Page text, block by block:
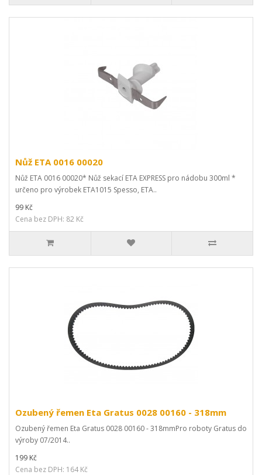
Nůž ETA 0016 00020
Nůž ETA 0016 00020* Nůž sekací ETA EXPRESS pro nádobu 300ml *
určeno pro výrobek ETA1015 Spesso, ETA..
99 Kč
Cena bez DPH: 82 Kč
Ozubený řemen Eta Gratus 0028 00160 - 318mm
Ozubený řemen Eta Gratus 0028 00160 - 318mmPro roboty Gratus do
výroby 07/2014..
199 Kč
Cena bez DPH: 164 Kč